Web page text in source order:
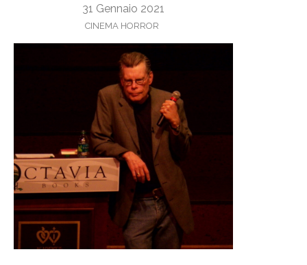
31 Gennaio 2021
CINEMA HORROR